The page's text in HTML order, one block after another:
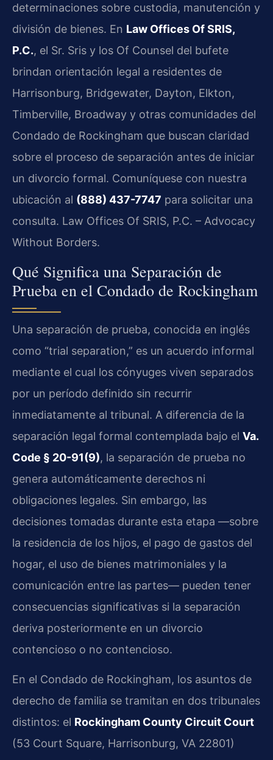
determinaciones sobre custodia, manutención y
división de bienes. En Law Offices Of SRIS,
P.C., el Sr. Sris y los Of Counsel del bufete
brindan orientación legal a residentes de
Harrisonburg, Bridgewater, Dayton, Elkton,
Timberville, Broadway y otras comunidades del
Condado de Rockingham que buscan claridad
sobre el proceso de separación antes de iniciar
un divorcio formal. Comuníquese con nuestra
ubicación al (888) 437-7747 para solicitar una
consulta. Law Offices Of SRIS, P.C. – Advocacy
Without Borders.
Qué Significa una Separación de
Prueba en el Condado de Rockingham
Una separación de prueba, conocida en inglés
como “trial separation,” es un acuerdo informal
mediante el cual los cónyuges viven separados
por un período definido sin recurrir
inmediatamente al tribunal. A diferencia de la
separación legal formal contemplada bajo el Va.
Code § 20-91(9), la separación de prueba no
genera automáticamente derechos ni
obligaciones legales. Sin embargo, las
decisiones tomadas durante esta etapa —sobre
la residencia de los hijos, el pago de gastos del
hogar, el uso de bienes matrimoniales y la
comunicación entre las partes— pueden tener
consecuencias significativas si la separación
deriva posteriormente en un divorcio
contencioso o no contencioso.
En el Condado de Rockingham, los asuntos de
derecho de familia se tramitan en dos tribunales
distintos: el Rockingham County Circuit Court
(53 Court Square, Harrisonburg, VA 22801)